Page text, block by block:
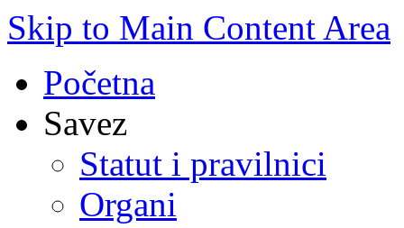
Skip to Main Content Area
Početna
Savez
Statut i pravilnici
Organi